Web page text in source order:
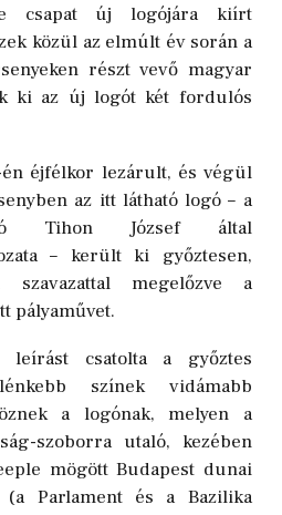
csapat új logójára kiírt
közül az elmúlt év során a
részt vevő magyar
ki az új logót két fordulós
én éjfélkor lezárult, és végül
az itt látható logó – a
Tihon József által
– került ki győztesen,
szavazattal megelőzve a
pályaművet.
leírást csatolta a győztes
színek vidámabb
a logónak, melyen a
szoborra utaló, kezében
mögött Budapest dunai
(a Parlament és a Bazilika